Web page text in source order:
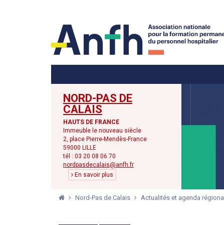
NORD-PAS DE
CALAIS
HAUTS DE FRANCE
Immeuble le nouveau siècle
2, place Pierre-Mendès-France
59000 LILLE
tél : 03 20 08 06 70
nordpasdecalais@anfh.fr
En savoir plus
Nord-Pas de Calais Actualités et agenda régional